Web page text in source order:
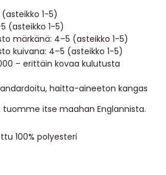
1-5)
(asteikko 1-5)
märkänä: 4–5 (asteikko 1-5)
kuivana: 4–5 (asteikko 1-5)
– erittäin kovaa kulutusta
haitta-aineeton kangas
tuomme itse maahan Englannista.
100% polyesteri